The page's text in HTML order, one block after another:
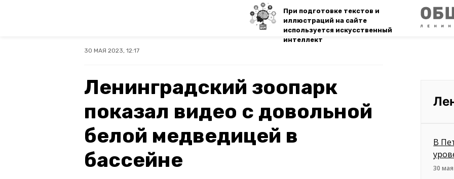
При подготовке текстов и
иллюстраций на сайте
используется искусственный
интеллект
30 МАЯ 2023, 12:17
Ленинградский зоопарк
показал видео с довольной
белой медведицей в
бассейне
В
30